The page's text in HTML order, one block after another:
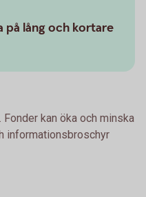
på lång och kortare
kan öka och minska
informationsbroschyr